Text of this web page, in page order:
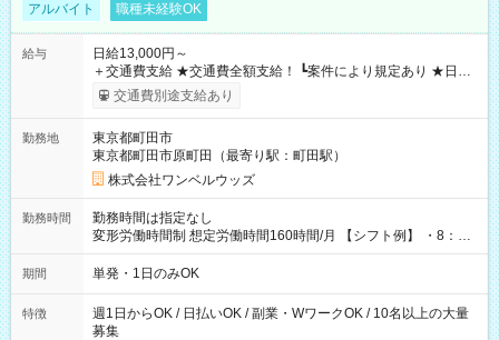
アルバイト 職種未経験OK
給与
日給13,000円～
＋交通費支給 ★交通費全額支給！ ┗案件により規定あり ★日払
いOK！（規定あり） ┗働いたその日に現金GET♪ お仕事後はコ
ンビニATMから 日払い分を引き落とせます！ 【試用期間】試
交通費別途支給あり
勤務地
東京都町田市
東京都町田市原町田（最寄り駅：町田駅）
株式会社ワンベルウッズ
勤務時間
勤務時間は指定なし
変形労働時間制 想定労働時間160時間/月 【シフト例】 ・8：00
～21：00
期間 単発・1日のみOK
特徴
週1日からOK / 日払いOK / 副業・WワークOK / 10名以上の大量
募集